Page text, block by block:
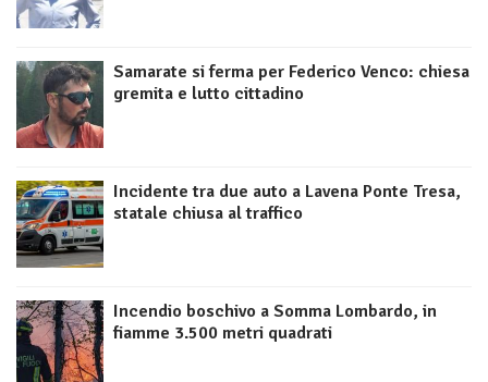
Samarate si ferma per Federico Venco: chiesa
gremita e lutto cittadino
Incidente tra due auto a Lavena Ponte Tresa,
statale chiusa al traffico
Incendio boschivo a Somma Lombardo, in
fiamme 3.500 metri quadrati